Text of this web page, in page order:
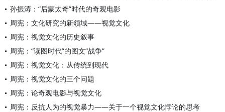
孙振涛：“后蒙太奇”时代的奇观电影
周宪：文化研究的新领域——视觉文化
周宪：视觉文化的历史叙事
周宪：“读图时代”的图文“战争”
周宪：视觉文化：从传统到现代
周宪：视觉文化的三个问题
周宪：论奇观电影与视觉文化
周宪：反抗人为的视觉暴力——关于一个视觉文化悖论的思考